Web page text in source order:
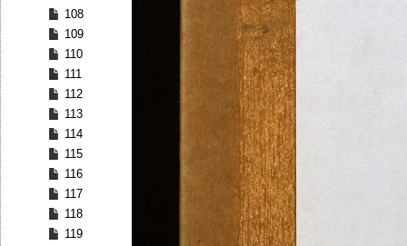
108
109
110
111
112
113
114
115
116
117
118
119